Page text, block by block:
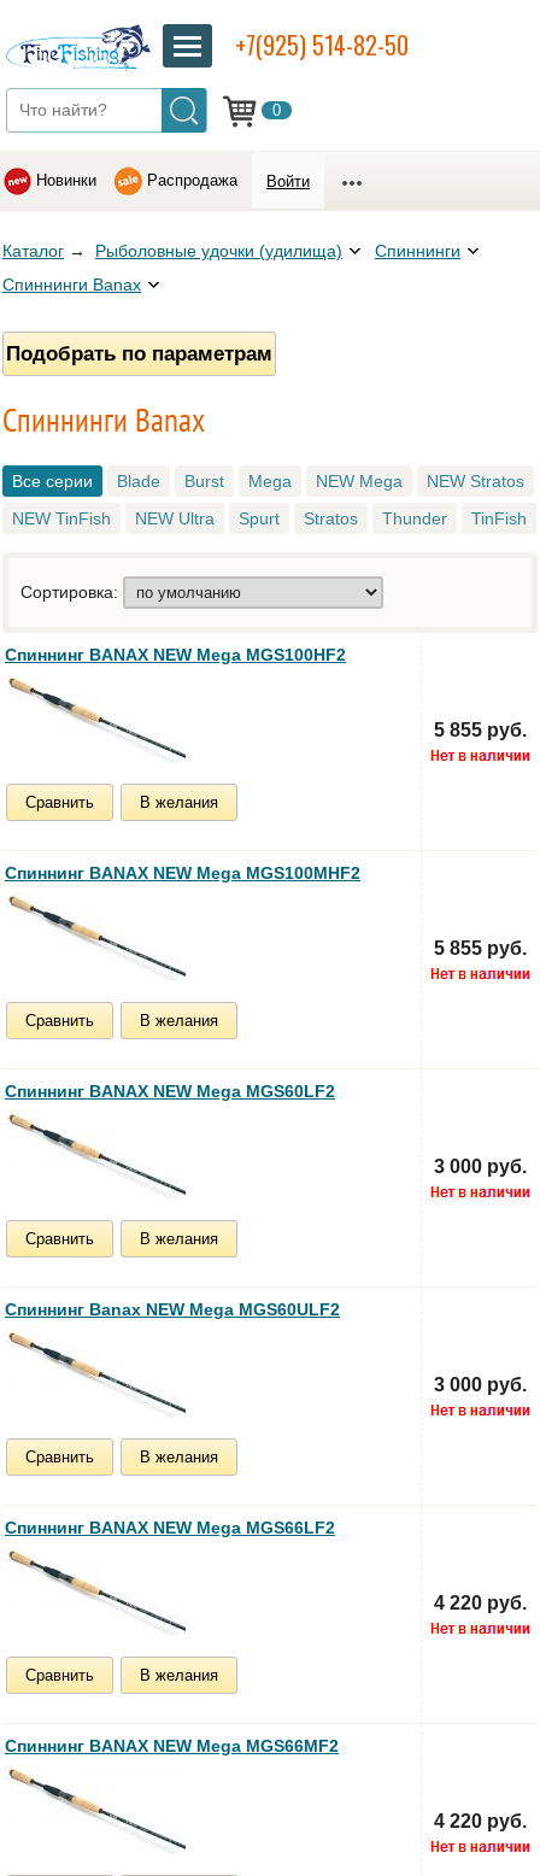
0
+7(925) 514-82-50
Новинки Распродажа Войти
Каталог → Рыболовные удочки (удилища)
Спиннинги
Спиннинги Banax
Подобрать по параметрам
Спиннинги Banax
Все серии Blade Burst Mega NEW Mega
NEW Stratos
NEW TinFish
NEW Ultra Spurt Stratos Thunder TinFish
Сортировка:
Спиннинг BANAX NEW Mega MGS100HF2
Сравнить В желания
5 855 руб.
Спиннинг BANAX NEW Mega MGS100MHF2
Сравнить В желания
5 855 руб.
Спиннинг BANAX NEW Mega MGS60LF2
Сравнить В желания
3 000 руб.
Спиннинг Banax NEW Mega MGS60ULF2
Сравнить В желания
3 000 руб.
Спиннинг BANAX NEW Mega MGS66LF2
Сравнить В желания
4 220 руб.
Спиннинг BANAX NEW Mega MGS66MF2
4 220 руб.